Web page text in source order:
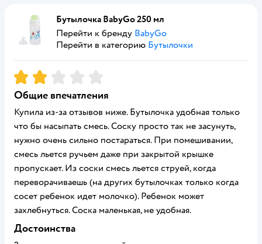
Бутылочка BabyGo 250 мл
Перейти к бренду BabyGo
Перейти в категорию Бутылочки
Рейтинг:2
Общие впечатления
Купила из-за отзывов ниже. Бутылочка удобная только
что бы насыпать смесь. Соску просто так не засунуть,
нужно очень сильно постараться. При помешивании,
смесь льется ручьем даже при закрытой крышке
пропускает. Из соски смесь льется струей, когда
переворачиваешь (на других бутылочках только когда
сосет ребенок идет молочко). Ребенок может
захлебнуться. Соска маленькая, не удобная.
Достоинства